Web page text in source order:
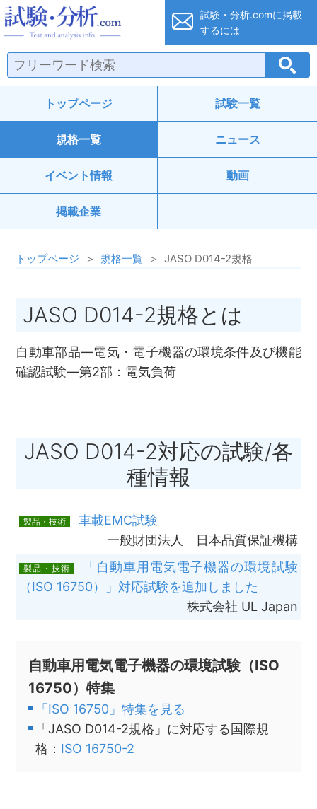
試験・分析
試験・分析.comに掲載
するには
トップページ 試験一覧
規格一覧 ニュース
イベント情報 動画
掲載企業
トップページ 規格一覧 JASO D014-2規格
JASO D014-2規格とは
自動車部品―電気・電子機器の環境条件及び機能
確認試験―第2部：電気負荷
JASO D014-2対応の試験/各
種情報
製品・技術
車載EMC試験
一般財団法人 日本品質保証機構
製品・技術
「自動車用電気電子機器の環境試験
（ISO 16750）」対応試験を追加しました
株式会社 UL Japan
自動車用電気電子機器の環境試験（ISO
16750）特集
「ISO 16750」特集を見る
「JASO D014-2規格」に対応する国際規
格： ISO 16750-2